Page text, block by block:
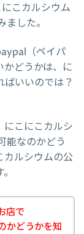
こカルシウム
した。
（ペイパ
どうかは、に
いいのでは？
にこにこカルシ
能なのかどう
カルシウムの公
店で
かどうかを知